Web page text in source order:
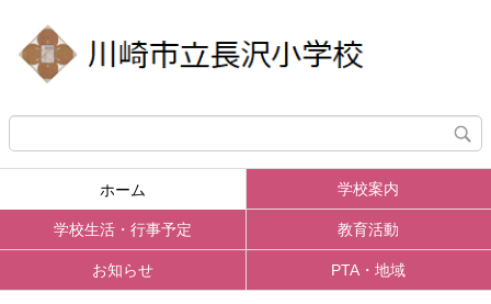
ホーム 学校案内
学校生活・行事予定 教育活動
お知らせ PTA・地域